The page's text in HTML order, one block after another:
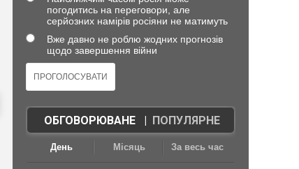
погодитись на переговори, але
серйозних намірів росіяни не матимуть
Вже давно не роблю жодних прогнозів
щодо завершення війни
ОБГОВОРЮВАНЕ| ПОПУЛЯРНЕ
День Місяць За весь час